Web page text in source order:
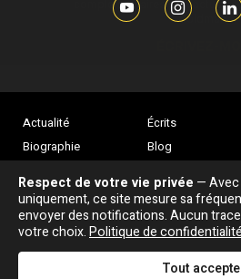
Actualité
Biographie
Discographie
Vidéographie
Concerts
Écrits
Blog
Pierre Goldman
JJG & moi
Qui est ?
complémentaires sur
Goldman,
Respect de votre vie privée —
uniquement, ce site mesure sa
envoyer des notifications. Aucun
votre choix.Politique de confidentialité
Tout